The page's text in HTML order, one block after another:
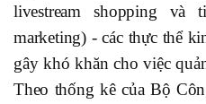
livestream shopping
marketing) - các thực thể
gây khó khăn cho việc
Theo thống kê của Bộ